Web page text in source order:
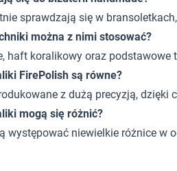
sprawdzają się w
można z nimi stosować?
haft koralikowy oraz podstawowe
FirePolish są równe?
z dużą precyzją, dzięki
mogą się różnić?
występować niewielkie różnice w